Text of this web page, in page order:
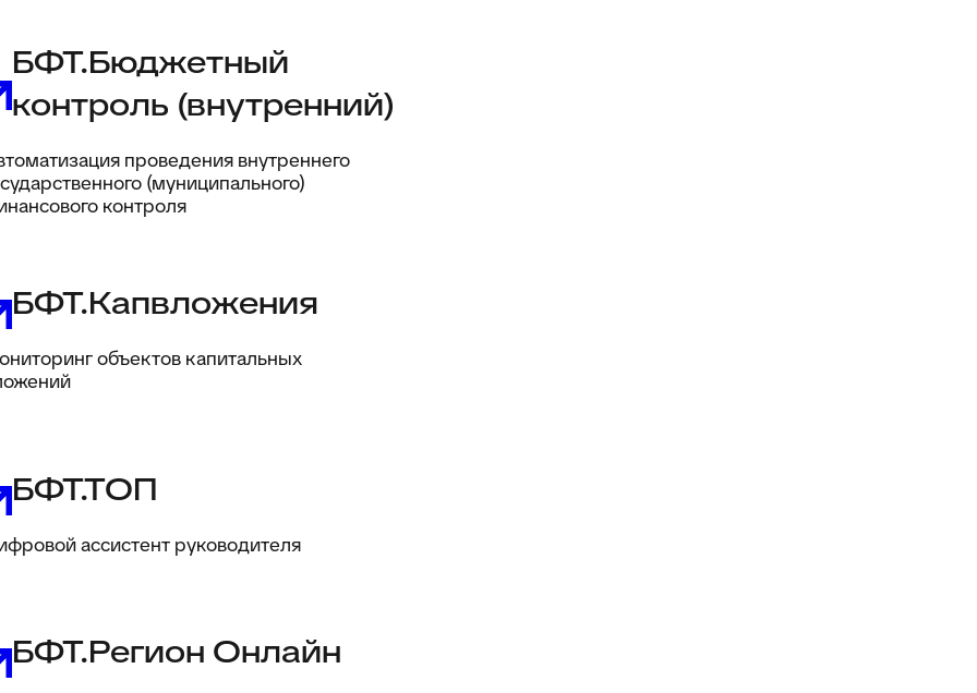
БФТ.Бюджетный
контроль (внутренний)
проведения внутреннего
(муниципального)
контроля
БФТ.Капвложения
объектов капитальных
БФТ.ТОП
ассистент руководителя
БФТ.Регион Онлайн